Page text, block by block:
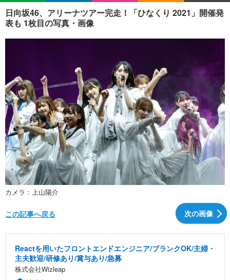
音楽 スポーツ
ペット ショッピング
その他
プッシュ通知の停止方法
日向坂46、アリーナツアー完走！「ひなくり 2021」開催発
表も 1枚目の写真・画像
カメラ：上山陽介
次の画像
この記事へ戻る
Reactを用いたフロントエンドエンジニア/ブランクOK/主婦・
主夫歓迎/研修あり/賞与あり/急募
株式会社Wizleap